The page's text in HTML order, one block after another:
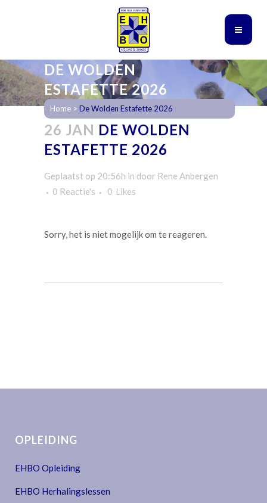
DE WOLDEN
ESTAFETTE 2026
Home > De Wolden Estafette 2026
26 JAN DE WOLDEN
ESTAFETTE 2026
Geplaatst op 20:56h in door Rene Anbergen
0 Reactie's
0 Likes
Sorry, het is niet mogelijk om te reageren.
OPLEIDING
EHBO Opleiding
EHBO Herhalingslessen